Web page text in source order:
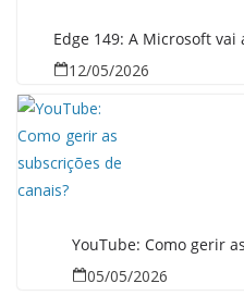
Edge 149: A Microsoft
12/05/2026
YouTube: Como gerir
05/05/2026